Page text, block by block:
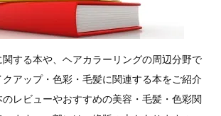
ートのお値引きを行いま...
する本や、ヘアカラーリングの周辺分野で
アップ・色彩・毛髪に関連する本をご紹介
レビューやおすすめの美容・毛髪・色彩関